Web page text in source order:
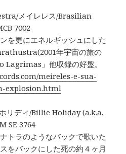
メイレレス/Brasilian
7002
を更にエネルギッシュにした
年宇宙の旅の
Lagrimas」他収録の好盤。
meireles-e-sua-
explosion.html
リディ/Billie Holiday (a.k.a.
SE 3764
トラのようなバックで歌いた
をバックにした死の約４ヶ月